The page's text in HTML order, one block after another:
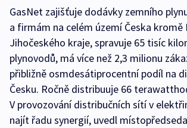
GasNet zajišťuje dodávky zemního
a firmám na celém území Česka kromě
Jihočeského kraje, spravuje 65 tisíc
plynovodů, má více než 2,3 milionu
přibližně osmdesátiprocentní podíl na
Česku. Ročně distribuuje 66
V provozování distribučních sítí v
najít řadu synergií, uvedl místopředseda